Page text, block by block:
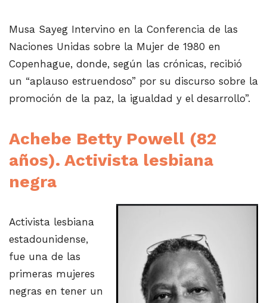
Musa Sayeg Intervino en la Conferencia de las
Naciones Unidas sobre la Mujer de 1980 en
Copenhague, donde, según las crónicas, recibió
un “aplauso estruendoso” por su discurso sobre la
promoción de la paz, la igualdad y el desarrollo”.
Achebe Betty Powell (82
años). Activista lesbiana
negra
Activista lesbiana
estadounidense,
fue una de las
primeras mujeres
negras en tener un